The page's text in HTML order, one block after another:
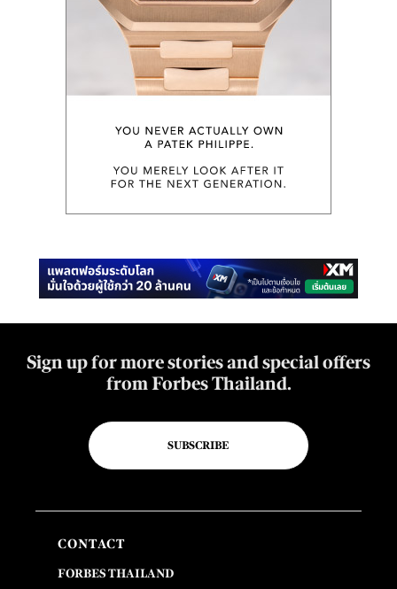
Sign up for more stories and special offers
from Forbes Thailand.
SUBSCRIBE
CONTACT
FORBES THAILAND